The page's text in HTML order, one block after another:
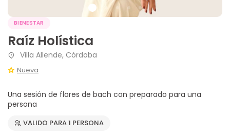
BIENESTAR
Raíz Holística
Villa Allende, Córdoba
Nueva
Una sesión de flores de bach con preparado para una
persona
VALIDO PARA 1 PERSONA